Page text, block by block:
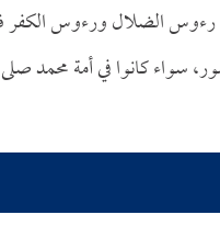
رءوس الضلال ورءوس الكفر
كانوا في أمة محمد صلى